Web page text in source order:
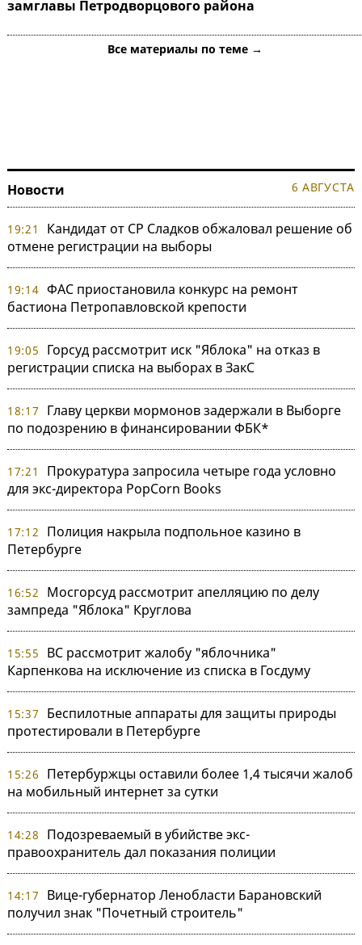
замглавы Петродворцового района
Все материалы по теме →
Новости 6 АВГУСТА
19:21
Кандидат от СР Сладков обжаловал решение об
отмене регистрации на выборы
19:14 ФАС приостановила конкурс на ремонт
бастиона Петропавловской крепости
19:05
Горсуд рассмотрит иск "Яблока" на отказ в
регистрации списка на выборах в ЗакС
18:17
Главу церкви мормонов задержали в Выборге
по подозрению в финансировании ФБК*
17:21
Прокуратура запросила четыре года условно
для экс-директора PopCorn Books
17:12
Полиция накрыла подпольное казино в
Петербурге
16:52
Мосгорсуд рассмотрит апелляцию по делу
зампреда "Яблока" Круглова
15:55
ВС рассмотрит жалобу "яблочника"
Карпенкова на исключение из списка в Госдуму
15:37
Беспилотные аппараты для защиты природы
протестировали в Петербурге
15:26
Петербуржцы оставили более 1,4 тысячи жалоб
на мобильный интернет за сутки
14:28
Подозреваемый в убийстве экс-
правоохранитель дал показания полиции
14:17
Вице-губернатор Ленобласти Барановский
получил знак "Почетный строитель"